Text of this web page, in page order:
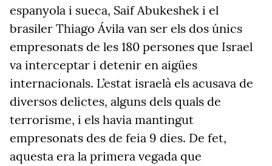
espanyola i sueca, Saif Abukeshek i el
brasiler Thiago Ávila van ser els dos únics
empresonats de les 180 persones que Israel
va interceptar i detenir en aigües
internacionals. L’estat israelà els acusava de
diversos delictes, alguns dels quals de
terrorisme, i els havia mantingut
empresonats des de feia 9 dies. De fet,
aquesta era la primera vegada que